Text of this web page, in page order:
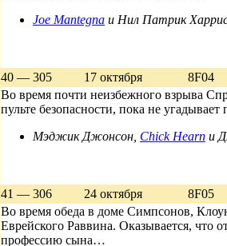
Joe Mantegna и Нил Патрик
40 — 305 17 октября 8F04
Во время почти неизбежного взрыва
пульте безопасности, пока не
Мэджик Джонсон, Chick Hearn и
41 — 306 24 октября 8F05
Во время обеда в доме Симпсонов,
Еврейского Раввина. Оказывается, что
профессию сына…